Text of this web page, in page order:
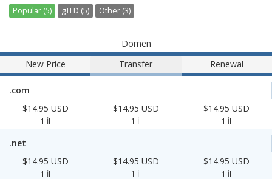
Popular (5) gTLD (5) Other (3)
Domen
New Price
Transfer Renewal
.com
$14.95 USD
1 İl
$14.95 USD
1 İl
$14.95 USD
1 İl
.net
$14.95 USD
1 İl
$14.95 USD
1 İl
$14.95 USD
1 İl